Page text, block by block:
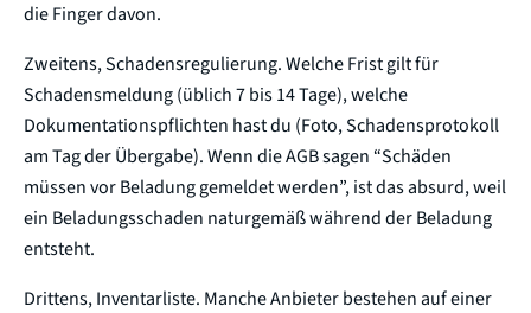
die Finger davon.
Zweitens, Schadensregulierung. Welche Frist gilt für
Schadensmeldung (üblich 7 bis 14 Tage), welche
Dokumentationspflichten hast du (Foto, Schadensprotokoll
am Tag der Übergabe). Wenn die AGB sagen “Schäden
müssen vor Beladung gemeldet werden”, ist das absurd, weil
ein Beladungsschaden naturgemäß während der Beladung
entsteht.
Drittens, Inventarliste. Manche Anbieter bestehen auf einer